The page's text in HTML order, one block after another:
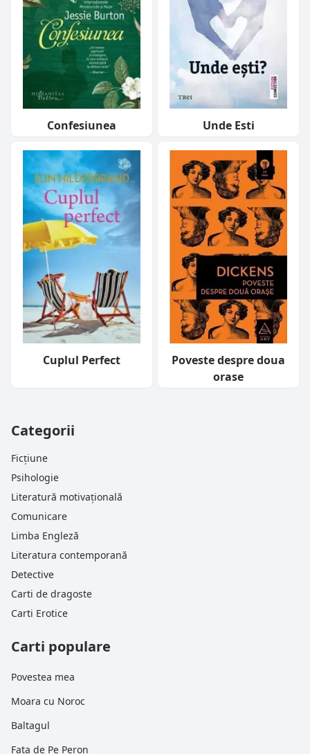
Confesiunea Unde Esti
Cuplul Perfect
Poveste despre doua
orase
Categorii
Ficțiune
Psihologie
Literatură motivațională
Comunicare
Limba Engleză
Literatura contemporană
Detective
Carti de dragoste
Carti Erotice
Carti populare
Povestea mea
Moara cu Noroc
Baltagul
Fata de Pe Peron